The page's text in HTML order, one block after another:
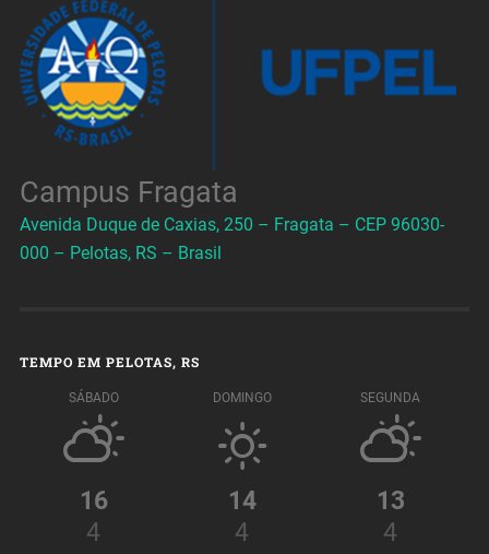
Campus Fragata
Avenida Duque de Caxias, 250 – Fragata – CEP 96030-
000 – Pelotas, RS – Brasil
TEMPO EM PELOTAS, RS
SÁBADO
16
4
DOMINGO
14
4
SEGUNDA
13
4